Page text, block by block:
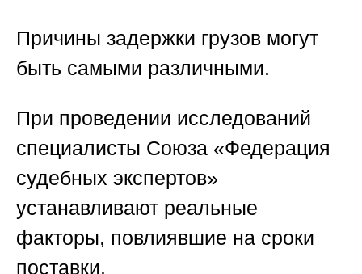
Причины задержки грузов могут
быть самыми различными.
При проведении исследований
специалисты Союза «Федерация
судебных экспертов»
устанавливают реальные
факторы, повлиявшие на сроки
поставки.